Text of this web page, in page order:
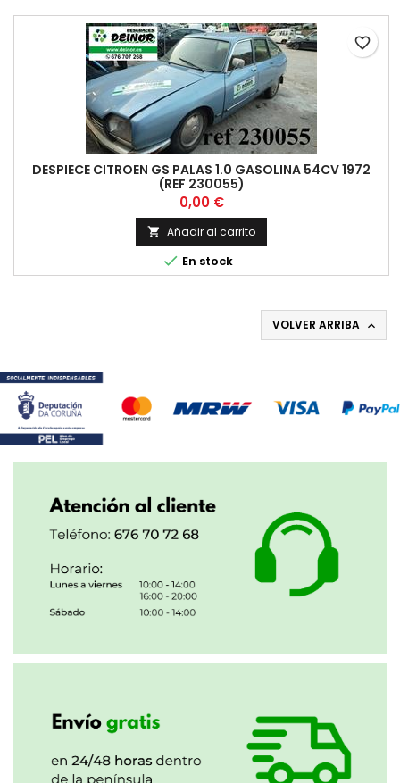
DESPIECE CITROEN GS PALAS 1.0 GASOLINA 54CV 1972
(REF 230055)
Precio
0,00 €
 Añadir al carrito
 En stock
favorite_border
VOLVER ARRIBA 